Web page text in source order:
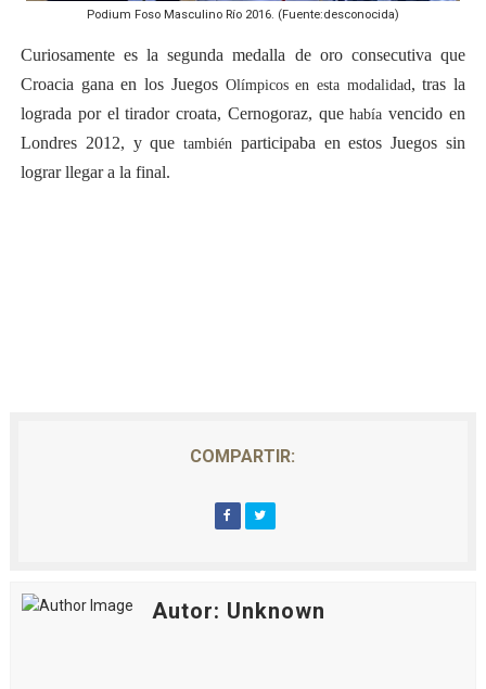
Podium Foso Masculino Río 2016. (Fuente:desconocida)
Curiosamente es la segunda medalla de oro consecutiva que
Croacia gana en los Juegos Olímpicos en esta modalidad, tras la
lograda por el tirador croata, Cernogoraz, quehabía vencido en
Londres 2012, y quetambién participaba en estos Juegos sin
lograr llegar a la final.
COMPARTIR:
Autor: Unknown